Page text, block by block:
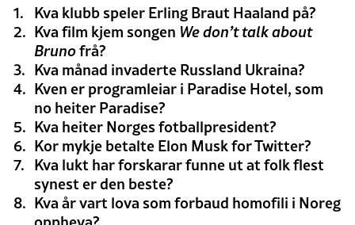
Kva klubb speler Erling Braut Haaland på?
Kva film kjem songen We don’t talk about
Brunofrå?
Kva månad invaderte Russland Ukraina?
Kven er programleiar i Paradise Hotel, som
no heiter Paradise?
Kva heiter Norges fotballpresident?
Kor mykje betalte Elon Musk for Twitter?
Kva lukt har forskarar funne ut at folk flest
synest er den beste?
Kva år vart lova som forbaud homofili i Noreg